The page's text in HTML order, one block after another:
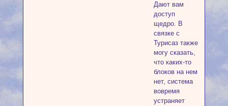
Дают вам
доступ
щедро. В
связке с
Турисаз также
могу сказать,
что каких-то
блоков на нем
нет, система
вовремя
устраняет